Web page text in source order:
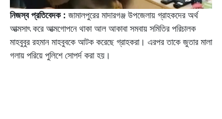
নিজস্ব প্রতিবেদক : জামালপুরের মাদারগঞ্জ উপজেলায় গ্রাহকদের অর্থ
আত্মসাৎ করে আত্মগোপনে থাকা আল আকাবা সমবায় সমিতির পরিচালক
মাহবুবুর রহমান মাহবুবকে আটক করেছে গ্রাহকরা। এরপর তাকে জুতার মালা
গলায় পরিয়ে পুলিশে সোপর্দ করা হয়।